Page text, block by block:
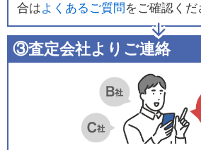
合はよくあるご質問 をご確認くだ
③査定会社よりご連絡